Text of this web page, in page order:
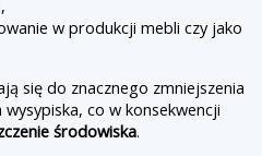
w produkcji mebli czy jako
się do znacznego zmniejszenia
co w konsekwencji
środowiska.